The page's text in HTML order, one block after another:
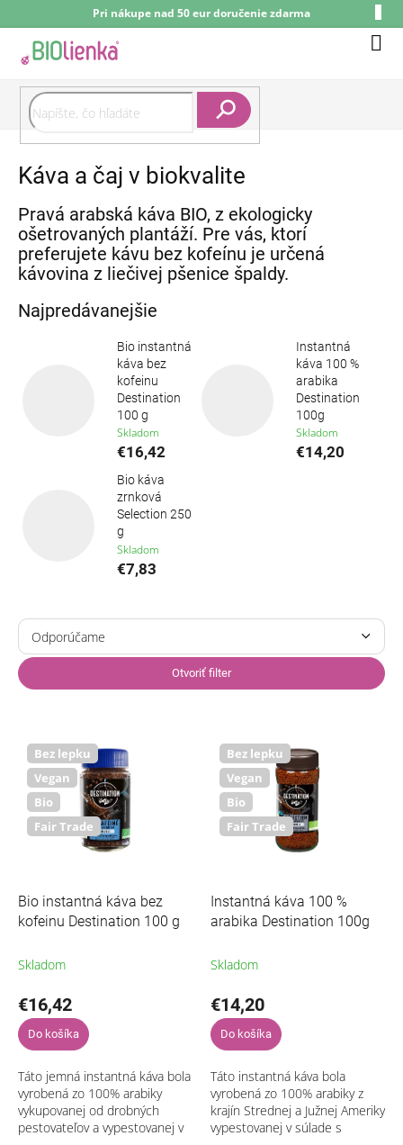
na
obsah
Pri nákupe nad 50 eur doručenie zdarma
Káva a čaj v biokvalite
Pravá arabská káva BIO, z ekologicky
ošetrovaných plantáží. Pre vás, ktorí
preferujete kávu bez kofeínu je určená
kávovina z liečivej pšenice špaldy.
Najpredávanejšie
Bio instantná
káva bez
kofeinu
Destination
100 g
Skladom
€16,42
Instantná
káva 100 %
arabika
Destination
100g
Skladom
€14,20
Bio káva
zrnková
Selection 250
g
Skladom
€7,83
R
d
e
n
o
v
Odporúčame
Abecedne
Otvoriť filter
u
k
t
v
Bez lepku
Vegan
Bio
Fair Trade
Bio instantná káva bez
kofeinu Destination 100 g
Skladom
€16,42
Do košíka
Táto jemná instantná káva bola
vyrobená zo 100% arabiky
vykupovanej od drobných
pestovateľov a vypestovanej v
Bez lepku
Vegan
Bio
Fair Trade
Instantná káva 100 %
arabika Destination 100g
Skladom
€14,20
Do košíka
Táto instantná káva bola
vyrobená zo 100% arabiky z
krajín Strednej a Južnej Ameriky
vypestovanej v súlade s